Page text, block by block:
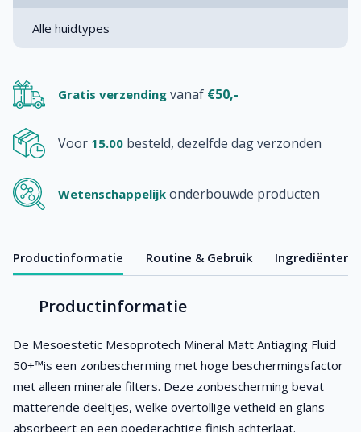
Alle huidtypes
Gratis verzending vanaf €50,-
Voor 15.00 besteld, dezelfde dag verzonden
Wetenschappelijk onderbouwde producten
Productinformatie Routine & Gebruik Ingrediënten
Productinformatie
De Mesoestetic Mesoprotech Mineral Matt Antiaging Fluid
50+™is een zonbescherming met hoge beschermingsfactor
met alleen minerale filters. Deze zonbescherming bevat
matterende deeltjes, welke overtollige vetheid en glans
absorbeert en een poederachtige finish achterlaat.